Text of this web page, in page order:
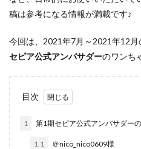
稿は参考になる情報が満載です♪
今回は、 2021年7月～2021年12
セピア公式アンバサダーのワンち
目次
1 第1期セピア公式アンバサダー
1.1 ＠nico_nico0609様